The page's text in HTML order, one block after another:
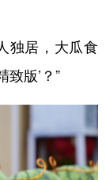
居，大瓜食
致版’？”